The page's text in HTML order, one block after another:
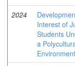
2024
Interest of
Students
a
Environment